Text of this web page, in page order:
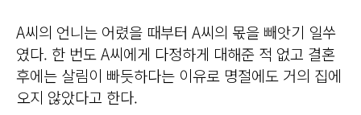
A씨의 언니는 어렸을 때부터 A씨의 몫을 빼앗기 일쑤
였다. 한 번도 A씨에게 다정하게 대해준 적 없고 결혼
후에는 살림이 빠듯하다는 이유로 명절에도 거의 집에
오지 않았다고 한다.